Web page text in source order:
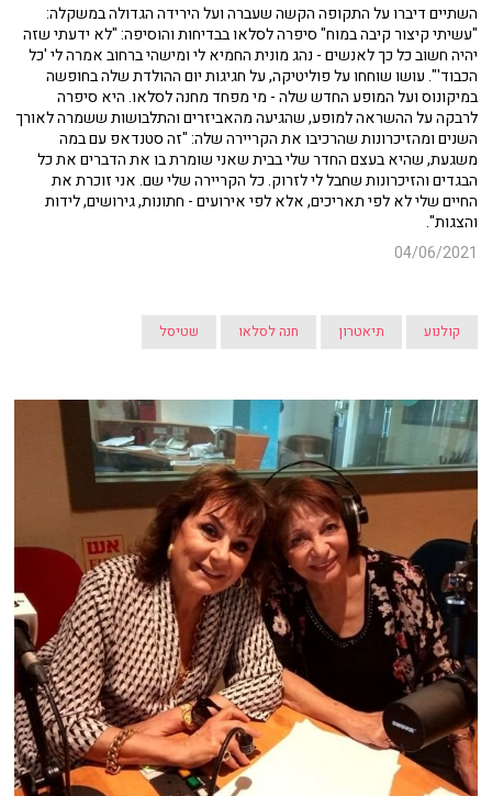
השתיים דיברו על התקופה הקשה שעברה ועל הירידה הגדולה במשקלה:
"עשיתי קיצור קיבה במוח" סיפרה לסלאו בבדיחות והוסיפה: "לא ידעתי שזה
יהיה חשוב כל כך לאנשים - נהג מונית החמיא לי ומישהי ברחוב אמרה לי 'כל
הכבוד'". עושו שוחחו על פוליטיקה, על חגיגות יום ההולדת שלה בחופשה
במיקונוס ועל המופע החדש שלה - מי מפחד מחנה לסלאו. היא סיפרה
לרבקה על ההשראה למופע, שהגיעה מהאביזרים והתלבושות ששמרה לאורך
השנים ומהזיכרונות שהרכיבו את הקריירה שלה: "זה סטנדאפ עם במה
משגעת, שהיא בעצם החדר שלי בבית שאני שומרת בו את הדברים את כל
הבגדים והזיכרונות שחבל לי לזרוק. כל הקריירה שלי שם. אני זוכרת את
החיים שלי לא לפי תאריכים, אלא לפי אירועים - חתונות, גירושים, לידות
והצגות".
04/06/2021
קולנוע תיאטרון חנה לסלאו שטיסל